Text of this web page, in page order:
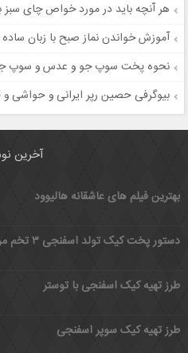
هر آنچه باید در مورد خواص چای سبز
آموزش خواندن نماز صبح با زبان
نحوه پخت سوپ جو و عدس و سوپ
بیوگرفی حصین رپر ایرانی و حواشی
آخرین
بهترین فیلم های عاشقانه هالیوود
دستور پخت کیک تولد اسفنجی ۳ تخم مرغی
طرز تهیه کیک اسفنجی با توستر
طرز تهیه کیک سوپر اسفنجی